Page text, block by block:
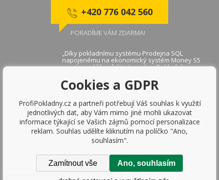
+420 776 042 560
PORADÍME VÁM ZDARMA!
„Díky pokladnímu systému Prodejna SQL
napojenému na ekonomický systém Money S5
se nám zvýšila efektivita práce. Pokladní
platební terminály se zjednodušila práce
obsluhy."
Markéta B., Praha
Prodejna SQL je skvělé řešení pro jakoukoliv
firmu, určitě doporučuji. Dávám 10 z 10.
Roman K., Frýdek
Cookies a GDPR
ProfiPokladny.cz a partneři potřebují Váš souhlas k využití
jednotlivých dat, aby Vám mimo jiné mohli ukazovat
informace týkající se Vašich zájmů pomocí personalizace
reklam. Souhlas udělíte kliknutím na políčko "Ano,
souhlasím".
Zamítnout vše Ano, souhlasím